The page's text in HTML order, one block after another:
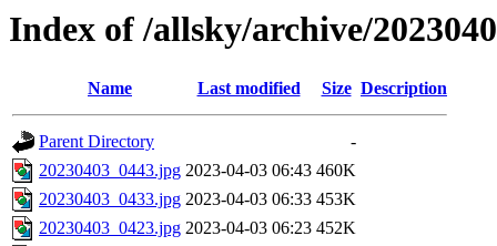
Index of /allsky/archive/
Name Last modified Size Description
Parent Directory
-
20230403_0443.jpg 2023-04-03 06:43 460K
20230403_0433.jpg 2023-04-03 06:33 453K
20230403_0423.jpg 2023-04-03 06:23 452K